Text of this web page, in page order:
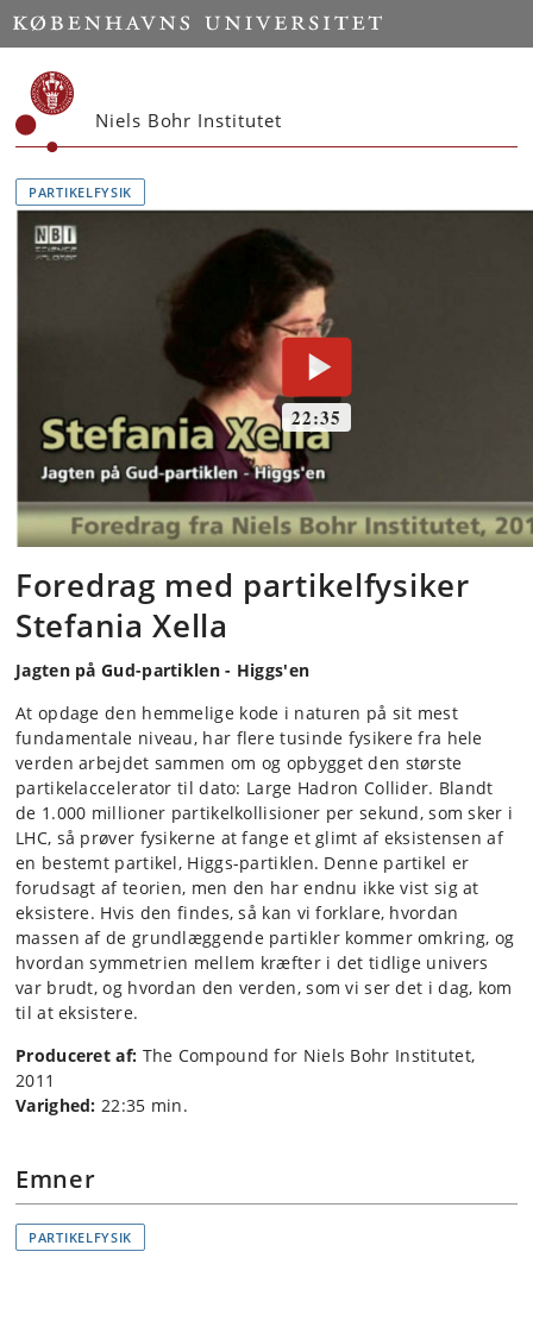
Start
Niels Bohr Institutet
PARTIKELFYSIK
Foredrag med partikelfysiker
Stefania Xella
Jagten på Gud-partiklen - Higgs'en
At opdage den hemmelige kode i naturen på sit mest
fundamentale niveau, har flere tusinde fysikere fra hele
verden arbejdet sammen om og opbygget den største
partikelaccelerator til dato: Large Hadron Collider. Blandt
de 1.000 millioner partikelkollisioner per sekund, som sker i
LHC, så prøver fysikerne at fange et glimt af eksistensen af
en bestemt partikel, Higgs-partiklen. Denne partikel er
forudsagt af teorien, men den har endnu ikke vist sig at
eksistere. Hvis den findes, så kan vi forklare, hvordan
massen af de grundlæggende partikler kommer omkring, og
hvordan symmetrien mellem kræfter i det tidlige univers
var brudt, og hvordan den verden, som vi ser det i dag, kom
til at eksistere.
Produceret af: The Compound for Niels Bohr Institutet,
2011
Varighed: 22:35 min.
Emner
PARTIKELFYSIK